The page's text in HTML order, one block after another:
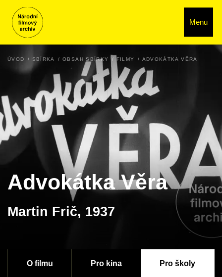
Menu
ÚVOD SBÍRKA OBSAH SBÍRKY FILMY ADVOKÁTKA VĚRA
Advokátka Věra
Martin Frič, 1937
O filmu Pro kina Pro školy